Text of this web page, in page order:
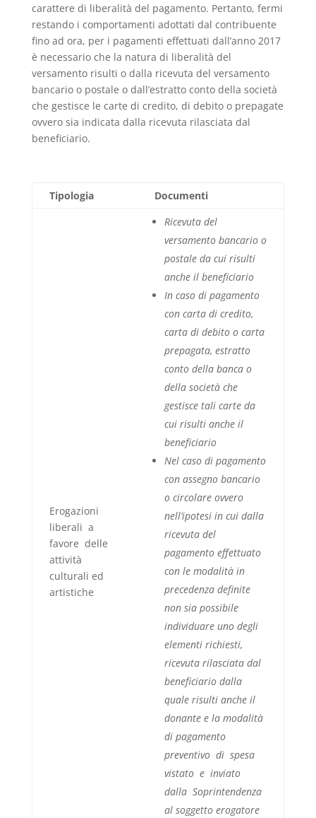
carattere di liberalità del pagamento. Pertanto, fermi
restando i comportamenti adottati dal contribuente
fino ad ora, per i pagamenti effettuati dall’anno 2017
è necessario che la natura di liberalità del
versamento risulti o dalla ricevuta del versamento
bancario o postale o dall’estratto conto della società
che gestisce le carte di credito, di debito o prepagate
ovvero sia indicata dalla ricevuta rilasciata dal
beneficiario.
Tipologia Documenti
Erogazioni
liberali a
favore delle
attività
culturali ed
artistiche
Ricevuta del
versamento bancario o
postale da cui risulti
anche il beneficiario
In caso di pagamento
con carta di credito,
carta di debito o carta
prepagata, estratto
conto della banca o
della società che
gestisce tali carte da
cui risulti anche il
beneficiario
Nel caso di pagamento
con assegno bancario
o circolare ovvero
nell’ipotesi in cui dalla
ricevuta del
pagamento effettuato
con le modalità in
precedenza definite
non sia possibile
individuare uno degli
elementi richiesti,
ricevuta rilasciata dal
beneficiario dalla
quale risulti anche il
donante e la modalità
di pagamento
preventivo di spesa
vistato e inviato
dalla Soprintendenza
al soggetto erogatore